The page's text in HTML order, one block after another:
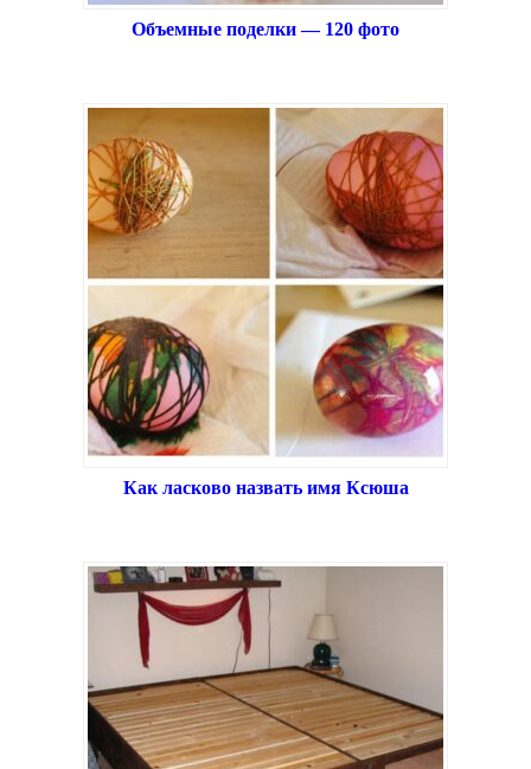
Объемные поделки — 120 фото
Как ласково назвать имя Ксюша